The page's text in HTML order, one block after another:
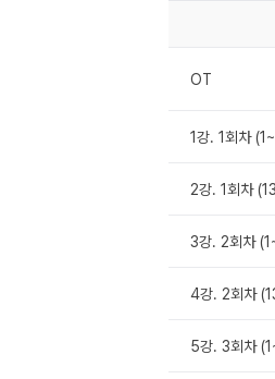
OT
1강. 1회차
2강. 1회차
3강. 2회차
4강. 2회차
5강. 3회차